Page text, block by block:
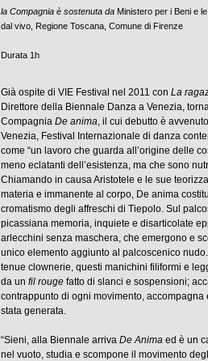
la Compagnia è sostenuta da Ministero per i Beni e
dal vivo, Regione Toscana, Comune di Firenze
Durata 1h
Già ospite di VIE Festival nel 2011 con La
Direttore della Biennale Danza a Venezia,
Compagnia De anima, il cui debutto è
Venezia, Festival Internazionale di danza
come “un lavoro che guarda all’origine delle
meno eclatanti dell’esistenza, ma che sono
Chiamando in causa Aristotele e le sue
materia e immanente al corpo, De anima
cromatismo degli affreschi di Tiepolo. Sul
picassiana memoria, inquiete e disarticolate
arlecchini senza maschera, che emergono e
unico elemento aggiunto al palcoscenico
tenue clownerie, questi manichini filiformi e
da un fil rouge fatto di slanci e sospensioni;
contrappunto di ogni movimento,
stata generata.
“Sieni, alla Biennale arriva De Anima ed è un
nel vuoto, studia e scompone il movimento